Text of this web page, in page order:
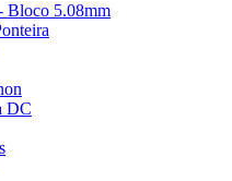
Bloco 5.08mm
DC